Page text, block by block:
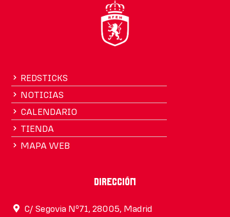
REDSTICKS
NOTICIAS
CALENDARIO
TIENDA
MAPA WEB
Dirección
C/ Segovia Nº71, 28005, Madrid